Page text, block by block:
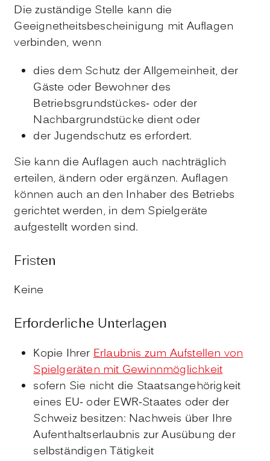
Die zuständige Stelle kann die
Geeignetheitsbescheinigung mit Auflagen
verbinden, wenn
dies dem Schutz der Allgemeinheit, der
Gäste oder Bewohner des
Betriebsgrundstückes- oder der
Nachbargrundstücke dient oder
der Jugendschutz es erfordert.
Sie kann die Auflagen auch nachträglich
erteilen, ändern oder ergänzen. Auflagen
können auch an den Inhaber des Betriebs
gerichtet werden, in dem Spielgeräte
aufgestellt worden sind.
Fristen
Keine
Erforderliche Unterlagen
Kopie IhrerErlaubnis zum Aufstellen von
Spielgeräten mit Gewinnmöglichkeit
sofern Sie nicht die Staatsangehörigkeit
eines EU- oder EWR-Staates oder der
Schweiz besitzen: Nachweis über Ihre
Aufenthaltserlaubnis zur Ausübung der
selbständigen Tätigkeit